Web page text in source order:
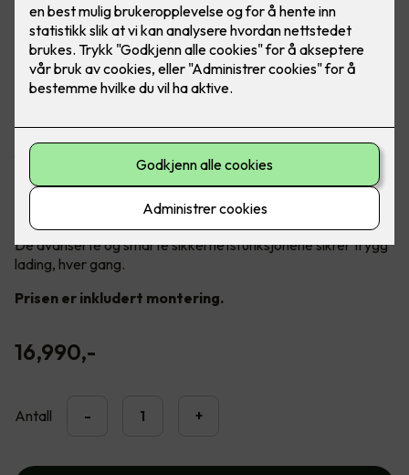
Easee Charge Up
Ferdig montert elbillader. Easee Charge UP er
liten, smart og full av kraft.
Utforsk Easee`s pålitelige og fremtidssikre elbillader som
fyller dine hjemmeladebehov.
Charge Up har støtte for alle elektriske kjøretøy, faser og
strømnett, og leverer alltid maksimal tilgjengelig ladeeffekt.
De avanserte og smarte sikkerhetsfunksjonene sikrer trygg
lading, hver gang.
Prisen er inkludert montering.
16,990,-
Antall - +